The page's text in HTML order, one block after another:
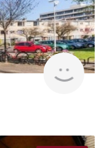
rent